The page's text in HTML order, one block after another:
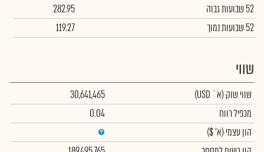
52 שבועות גבוה
282.95
52 שבועות נמוך
119.27
שווי
שווי שוק (א` USD)
30,641,465
מכפיל רווח
0.04
הון עצמי (א' $)